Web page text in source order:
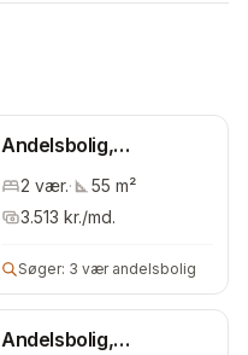
Andelsbolig,
Bispebjerg
2 vær.· 55 m²
3.513 kr./md.
Søger: 3 vær andelsbolig
Andelsbolig,